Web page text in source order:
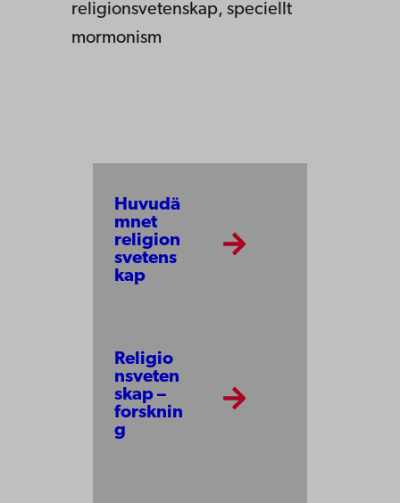
religionsvetenskap, speciellt
mormonism
Huvudä
mnet
religion
svetens
kap
Religio
nsveten
skap –
forsknin
g